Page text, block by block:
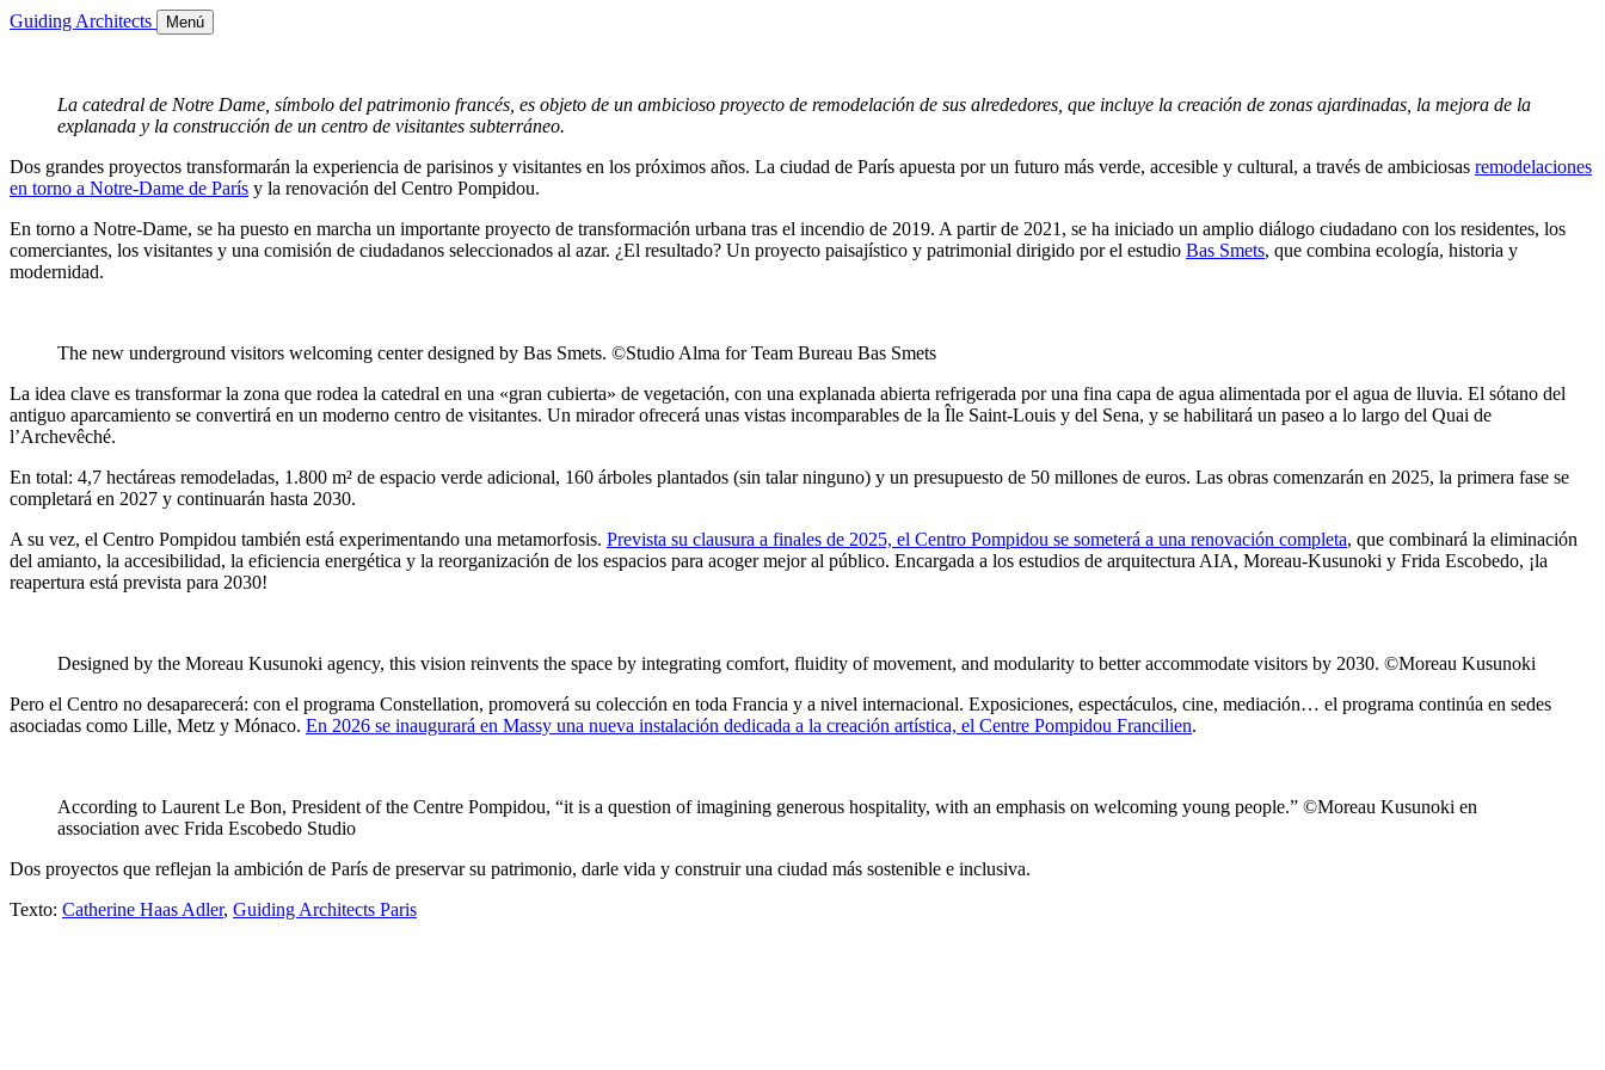
Guiding Architects Menú
La catedral de Notre Dame, símbolo del patrimonio francés, es objeto de un ambicioso proyecto de remodelación de sus alrededores, que incluye la creación de zonas ajardinadas, la mejora de la
explanada y la construcción de un centro de visitantes subterráneo.
Dos grandes proyectos transformarán la experiencia de parisinos y visitantes en los próximos años. La ciudad de París apuesta por un futuro más verde, accesible y cultural, a través de ambiciosas remodelaciones
en torno a Notre-Dame de París y la renovación del Centro Pompidou.
En torno a Notre-Dame, se ha puesto en marcha un importante proyecto de transformación urbana tras el incendio de 2019. A partir de 2021, se ha iniciado un amplio diálogo ciudadano con los residentes, los
comerciantes, los visitantes y una comisión de ciudadanos seleccionados al azar. ¿El resultado? Un proyecto paisajístico y patrimonial dirigido por el estudio Bas Smets, que combina ecología, historia y
modernidad.
The new underground visitors welcoming center designed by Bas Smets. ©Studio Alma for Team Bureau Bas Smets
La idea clave es transformar la zona que rodea la catedral en una «gran cubierta» de vegetación, con una explanada abierta refrigerada por una fina capa de agua alimentada por el agua de lluvia. El sótano del
antiguo aparcamiento se convertirá en un moderno centro de visitantes. Un mirador ofrecerá unas vistas incomparables de la Île Saint-Louis y del Sena, y se habilitará un paseo a lo largo del Quai de
l’Archevêché.
En total: 4,7 hectáreas remodeladas, 1.800 m² de espacio verde adicional, 160 árboles plantados (sin talar ninguno) y un presupuesto de 50 millones de euros. Las obras comenzarán en 2025, la primera fase se
completará en 2027 y continuarán hasta 2030.
A su vez, el Centro Pompidou también está experimentando una metamorfosis. Prevista su clausura a finales de 2025, el Centro Pompidou se someterá a una renovación completa, que combinará la eliminación
del amianto, la accesibilidad, la eficiencia energética y la reorganización de los espacios para acoger mejor al público. Encargada a los estudios de arquitectura AIA, Moreau-Kusunoki y Frida Escobedo, ¡la
reapertura está prevista para 2030!
Designed by the Moreau Kusunoki agency, this vision reinvents the space by integrating comfort, fluidity of movement, and modularity to better accommodate visitors by 2030. ©Moreau Kusunoki
Pero el Centro no desaparecerá: con el programa Constellation, promoverá su colección en toda Francia y a nivel internacional. Exposiciones, espectáculos, cine, mediación… el programa continúa en sedes
asociadas como Lille, Metz y Mónaco. En 2026 se inaugurará en Massy una nueva instalación dedicada a la creación artística, el Centre Pompidou Francilien.
According to Laurent Le Bon, President of the Centre Pompidou, “it is a question of imagining generous hospitality, with an emphasis on welcoming young people.” ©Moreau Kusunoki en
association avec Frida Escobedo Studio
Dos proyectos que reflejan la ambición de París de preservar su patrimonio, darle vida y construir una ciudad más sostenible e inclusiva.
Texto: Catherine Haas Adler, Guiding Architects Paris